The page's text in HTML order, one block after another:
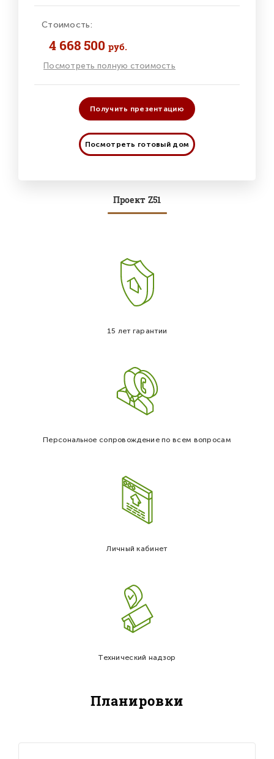
Стоимость:
4 668 500 руб.
Посмотреть полную стоимость
Получить презентацию
Посмотреть готовый дом
Проект Z51
15 лет гарантии
Персональное сопровождение по всем вопросам
Личный кабинет
Технический надзор
Планировки